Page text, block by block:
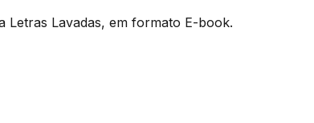
Letras Lavadas, em formato E-book.